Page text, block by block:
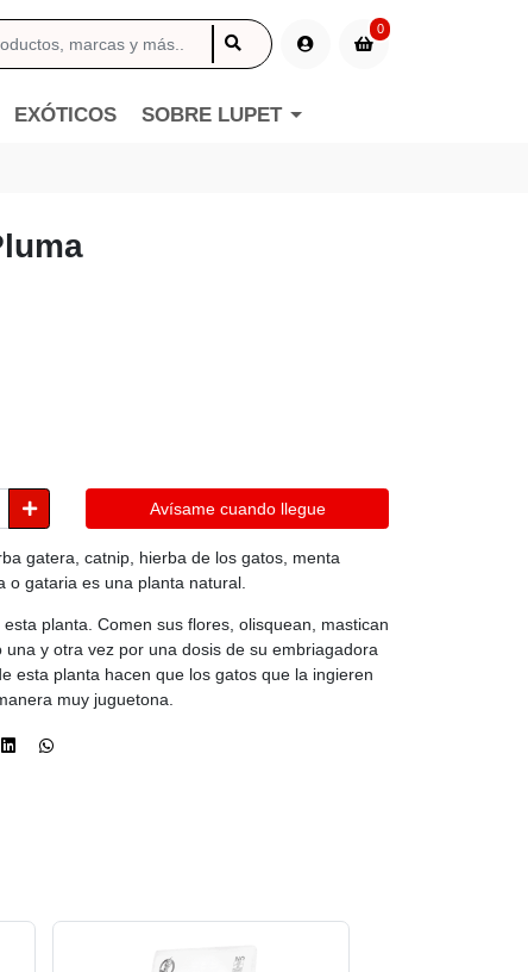
0
EXÓTICOS SOBRE LUPET
Avísame cuando llegue
gatera, catnip, hierba de los gatos, menta
gataria es una planta natural.
planta. Comen sus flores, olisquean, mastican
y otra vez por una dosis de su embriagadora
esta planta hacen que los gatos que la ingieren
muy juguetona.